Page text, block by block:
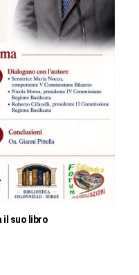
il suo libro